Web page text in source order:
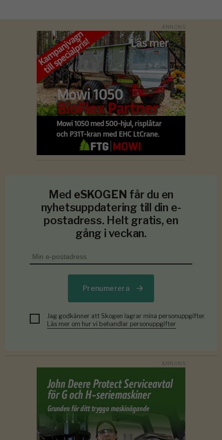
Med eSKOGEN får du en
nyhetsuppdatering till din e-
postadress. Helt gratis, en
gång i veckan.
Prenumerera
Jag godkänner att Skogen lagrar mina personuppgifter.
Läs mer om hur vi behandlar personuppgifter